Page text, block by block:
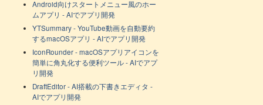
Android向けスタートメニュー風のホー
ムアプリ - AIでアプリ開発
YTSummary - YouTube動画を自動要約
するmacOSアプリ - AIでアプリ開発
IconRounder - macOSアプリアイコンを
簡単に角丸化する便利ツール - AIでアプ
リ開発
DraftEditor - AI搭載の下書きエディタ -
AIでアプリ開発